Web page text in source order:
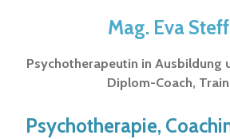
Mag. Eva
Psychotherapeutin in Ausbildung
Diplom-Coach,
Psychotherapie,